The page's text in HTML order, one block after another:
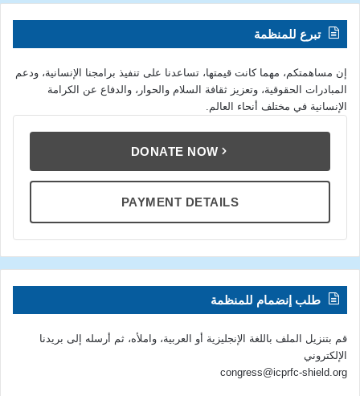
تبرع للمنظمة
إن مساهمتكم، مهما كانت قيمتها، تساعدنا على تنفيذ برامجنا الإنسانية، ودعم
المبادرات الحقوقية، وتعزيز ثقافة السلام والحوار، والدفاع عن الكرامة
الإنسانية في مختلف أنحاء العالم.
DONATE NOW
PAYMENT DETAILS
طلب إنضمام للمنظمة
قم بتنزيل الملف باللغة الإنجليزية أو العربية، واملأه، ثم أرسله إلى بريدنا
الإلكتروني
congress@icprfc-shield.org